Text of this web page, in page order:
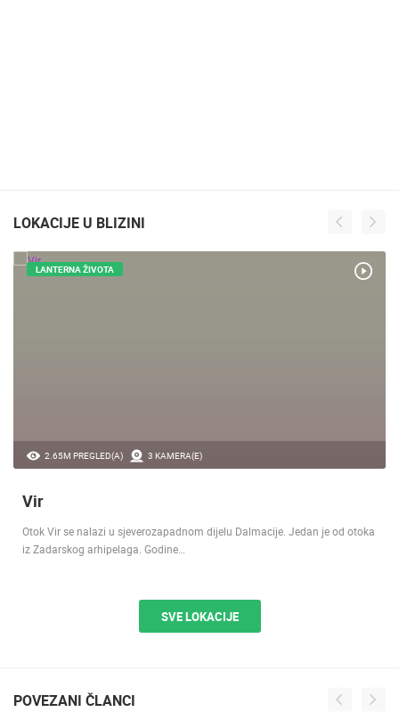
LOKACIJE U BLIZINI
2.65M PREGLED(A) 3 KAMERA(E)
LANTERNA ŽIVOTA
Vir
Otok Vir se nalazi u sjeverozapadnom dijelu Dalmacije. Jedan je od otoka
iz Zadarskog arhipelaga. Godine…
SVE LOKACIJE
POVEZANI ČLANCI